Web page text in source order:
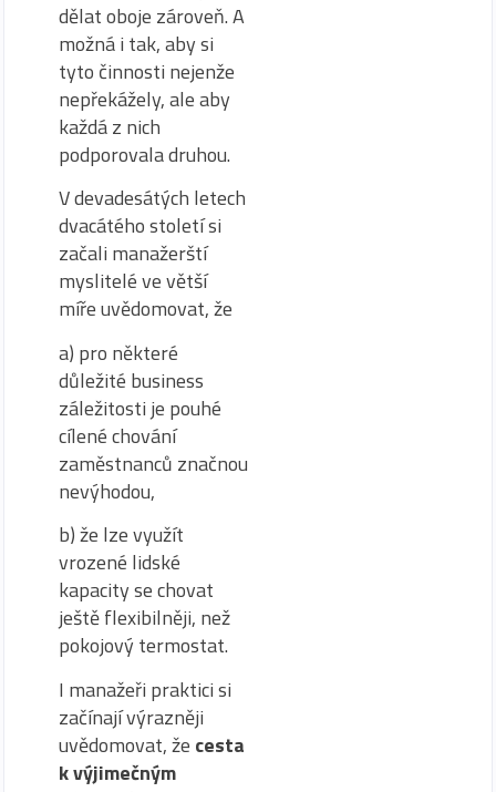
dělat oboje zároveň. A
možná i tak, aby si
tyto činnosti nejenže
nepřekážely, ale aby
každá z nich
podporovala druhou.
V devadesátých letech
dvacátého století si
začali manažerští
myslitelé ve větší
míře uvědomovat, že
a) pro některé
důležité business
záležitosti je pouhé
cílené chování
zaměstnanců značnou
nevýhodou,
b) že lze využít
vrozené lidské
kapacity se chovat
ještě flexibilněji, než
pokojový termostat.
I manažeři praktici si
začínají výrazněji
uvědomovat, že cesta
k výjimečným